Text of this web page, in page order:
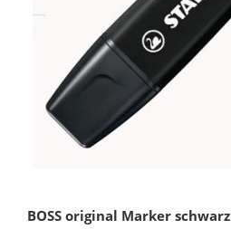
BOSS original Marker schwarz